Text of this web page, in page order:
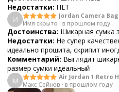
Недостатки: НЕТ
И
Jordan Camera
Имя скрыто · в прошлом году
Достоинства: Шикарная сумка
Недостатки: Не супер
идеально прошита, скрипит
Комментарий: Выглядит
размер сумки идеальный
М
Air Jordan 1 Retro
Макс Сейнов · в прошлом году